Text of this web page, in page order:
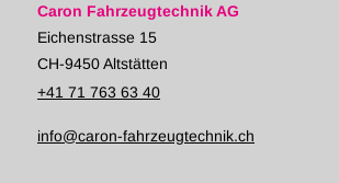
Caron Fahrzeugtechnik AG
Eichenstrasse 15
CH-9450 Altstätten
+41 71 763 63 40
info@caron-fahrzeugtechnik.ch